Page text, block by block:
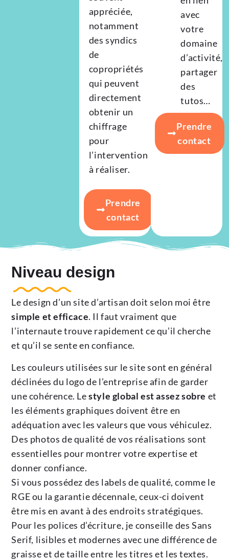
appréciée,
notamment
des syndics
de
copropriétés
qui peuvent
directement
obtenir un
chiffrage
pour
l’intervention
à réaliser.
Prendre
contact
avec
votre
domaine
d’activité,
partager
des
tutos…
Prendre
contact
Niveau design
Le design d’un site d’artisan doit selon moi être
simple et efficace. Il faut vraiment que
l’internaute trouve rapidement ce qu’il cherche
et qu’il se sente en confiance.
Les couleurs utilisées sur le site sont en général
déclinées du logo de l’entreprise afin de garder
une cohérence. Lestyle global est assez sobre et
les éléments graphiques doivent être en
adéquation avec les valeurs que vous véhiculez.
Des photos de qualité de vos réalisations sont
essentielles pour montrer votre expertise et
donner confiance.
Si vous possédez des labels de qualité, comme le
RGE ou la garantie décennale, ceux-ci doivent
être mis en avant à des endroits stratégiques.
Pour les polices d’écriture, je conseille des Sans
Serif, lisibles et modernes avec une différence de
graisse et de taille entre les titres et les textes.